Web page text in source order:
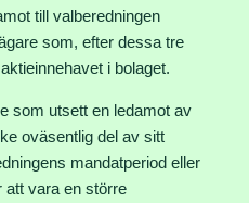
till valberedningen
som, efter dessa tre
i bolaget.
som utsett en ledamot av
oväsentlig del av sitt
mandatperiod eller
att vara en större